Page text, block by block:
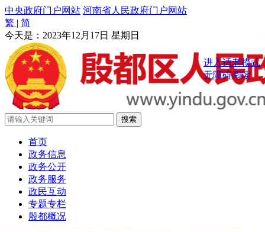
中央政府门户网站 河南省人民政府门户网站
繁 | 简
今天是： 2023年12月17日 星期日
进入适老模式
无障碍阅读
首页
政务信息
政务公开
政务服务
政民互动
专题专栏
殷都概况